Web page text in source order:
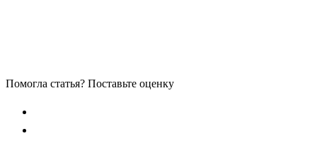
Помогла статья? Поставьте оценку